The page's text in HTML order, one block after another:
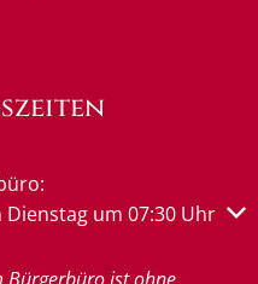
Schließzeiten
um 07:30 Uhr
Bürgerbüro ist ohne